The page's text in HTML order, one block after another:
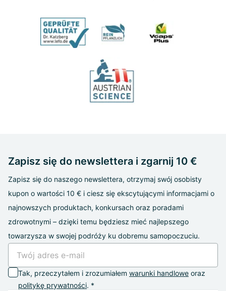
Zapisz się do newslettera i zgarnij 10 €
Zapisz się do naszego newslettera, otrzymaj swój osobisty
kupon o wartości 10 € i ciesz się ekscytującymi informacjami o
najnowszych produktach, konkursach oraz poradami
zdrowotnymi – dzięki temu będziesz mieć najlepszego
towarzysza w swojej podróży ku dobremu samopoczuciu.
Tak, przeczytałem i zrozumiałem warunki handlowe oraz
politykę prywatności. *